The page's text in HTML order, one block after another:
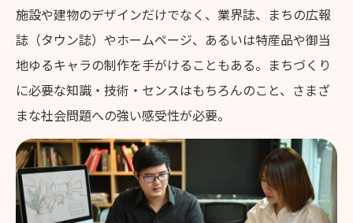
施設や建物のデザインだけでなく、業界誌、まちの広報
誌（タウン誌）やホームページ、あるいは特産品や御当
地ゆるキャラの制作を手がけることもある。まちづくり
に必要な知識・技術・センスはもちろんのこと、さまざ
まな社会問題への強い感受性が必要。